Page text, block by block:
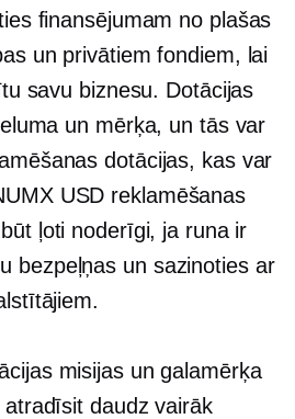
finansējumam no plašas
un privātiem fondiem, lai
savu biznesu. Dotācijas
un mērķa, un tās var
dotācijas, kas var
USD reklamēšanas
ļoti noderīgi, ja runa ir
bezpeļņas un sazinoties ar
misijas un galamērķa
daudz vairāk